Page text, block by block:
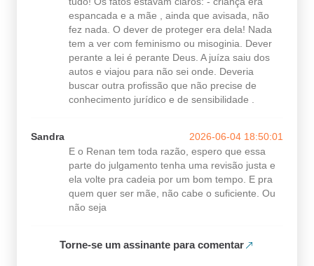
espancada e a mãe , ainda que avisada, não
fez nada. O dever de proteger era dela! Nada
tem a ver com feminismo ou misoginia. Dever
perante a lei é perante Deus. A juíza saiu dos
autos e viajou para não sei onde. Deveria
buscar outra profissão que não precise de
conhecimento jurídico e de sensibilidade .
Sandra
2026-06-04 18:50:01
E o Renan tem toda razão, espero que essa
parte do julgamento tenha uma revisão justa e
ela volte pra cadeia por um bom tempo. E pra
quem quer ser mãe, não cabe o suficiente. Ou
não seja
Torne-se um assinante para comentar